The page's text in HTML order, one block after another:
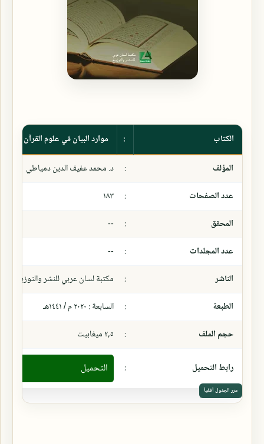
الكتاب :
موارد البيان في علوم القرآن
المؤلف
:
د. محمد عفيف الدين دمياطي
عدد الصفحات
:
١٨٣
المحقق
:
--
عدد المجلدات
:
--
الناشر
:
مكتبة لسان عربي للنشر والتوزيع
الطبعة
:
السابعة : ٢٠٢٠ م / ١٤٤١هـ
حجم الملف
: ٢,٥ ميغابيت
رابط التحميل : التحميل